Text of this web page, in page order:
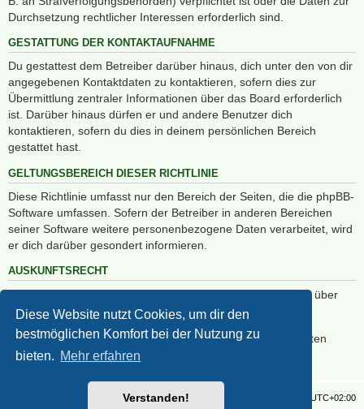
Diese Website nutzt Cookies, um dir den
bestmöglichen Komfort bei der Nutzung zu
bieten. Mehr erfahren
Verstanden!
Durchsetzung rechtlicher Interessen erforderlich sind.
GESTATTUNG DER KONTAKTAUFNAHME
Du gestattest dem Betreiber darüber hinaus, dich unter den von dir
angegebenen Kontaktdaten zu kontaktieren, sofern dies zur
Übermittlung zentraler Informationen über das Board erforderlich
ist. Darüber hinaus dürfen er und andere Benutzer dich
kontaktieren, sofern du dies in deinem persönlichen Bereich
gestattet hast.
GELTUNGSBEREICH DIESER RICHTLINIE
Diese Richtlinie umfasst nur den Bereich der Seiten, die die phpBB-
Software umfassen. Sofern der Betreiber in anderen Bereichen
seiner Software weitere personenbezogene Daten verarbeitet, wird
er dich darüber gesondert informieren.
AUSKUNFTSRECHT
Der Betreiber erteilt dir auf Anfrage Auskunft, welche Daten über
dich gespeichert sind.
Du kannst jederzeit die Löschung bzw. Sperrung deiner Daten
verlangen. Kontaktiere hierzu bitte den Betreiber.
UTC+02:00